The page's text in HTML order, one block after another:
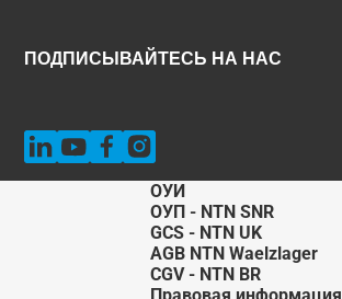
ПОДПИСЫВАЙТЕСЬ НА НАС
ОУИ
ОУП - NTN SNR
GCS - NTN UK
AGB NTN Waelzlager
CGV - NTN BR